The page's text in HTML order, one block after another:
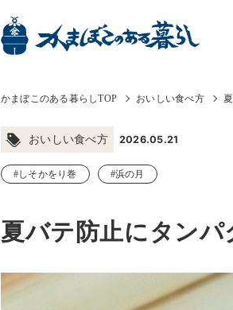
かまぼこのある暮らしTOP おいしい食べ方
おいしい食べ方 2026.05.21
#しそかをり巻 #浜の月
夏バテ防止にタンパ